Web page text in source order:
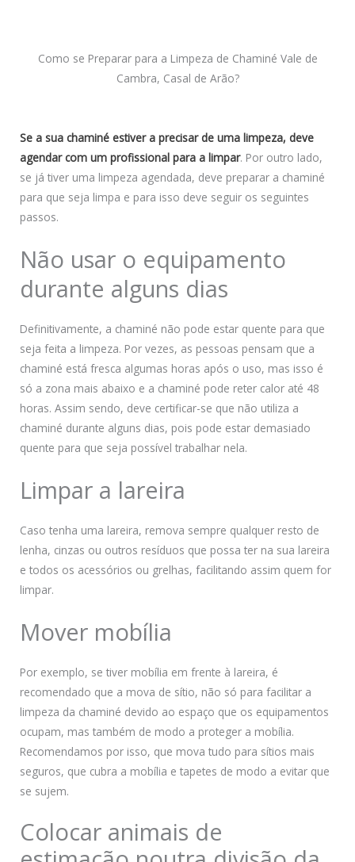
Como se Preparar para a Limpeza de Chaminé Vale de
Cambra, Casal de Arão?
Se a sua chaminé estiver a precisar de uma limpeza, deve
agendar com um profissional para a limpar. Por outro lado,
se já tiver uma limpeza agendada, deve preparar a chaminé
para que seja limpa e para isso deve seguir os seguintes
passos.
Não usar o equipamento
durante alguns dias
Definitivamente, a chaminé não pode estar quente para que
seja feita a limpeza. Por vezes, as pessoas pensam que a
chaminé está fresca algumas horas após o uso, mas isso é
só a zona mais abaixo e a chaminé pode reter calor até 48
horas. Assim sendo, deve certificar-se que não utiliza a
chaminé durante alguns dias, pois pode estar demasiado
quente para que seja possível trabalhar nela.
Limpar a lareira
Caso tenha uma lareira, remova sempre qualquer resto de
lenha, cinzas ou outros resíduos que possa ter na sua lareira
e todos os acessórios ou grelhas, facilitando assim quem for
limpar.
Mover mobília
Por exemplo, se tiver mobília em frente à lareira, é
recomendado que a mova de sítio, não só para facilitar a
limpeza da chaminé devido ao espaço que os equipamentos
ocupam, mas também de modo a proteger a mobília.
Recomendamos por isso, que mova tudo para sítios mais
seguros, que cubra a mobília e tapetes de modo a evitar que
se sujem.
Colocar animais de